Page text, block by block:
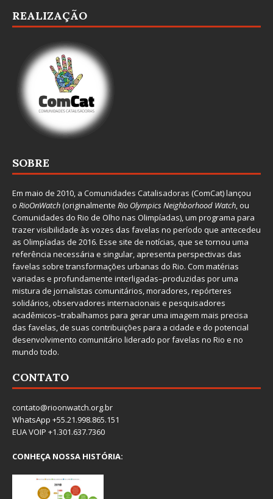
REALIZAÇÃO
SOBRE
Em maio de 2010, a Comunidades Catalisadoras (ComCat) lançou
o RioOnWatch(originalmente Rio Olympics Neighborhood Watch, ou
Comunidades do Rio de Olho nas Olimpíadas), um programa para
trazer visibilidade às vozes das favelas no período que antecedeu
as Olimpíadas de 2016. Esse site de notícias, que se tornou uma
referência necessária e singular, apresenta perspectivas das
favelas sobre transformações urbanas do Rio. Com matérias
variadas e profundamente interligadas–produzidas por uma
mistura de jornalistas comunitários, moradores, repórteres
solidários, observadores internacionais e pesquisadores
acadêmicos–trabalhamos para gerar uma imagem mais precisa
das favelas, de suas contribuições para a cidade e do potencial
desenvolvimento comunitário liderado por favelas no Rio e no
mundo todo.
CONTATO
contato@rioonwatch.org.br
WhatsApp +55.21.998.865.151
EUA VOIP +1.301.637.7360
CONHEÇA NOSSA HISTÓRIA: